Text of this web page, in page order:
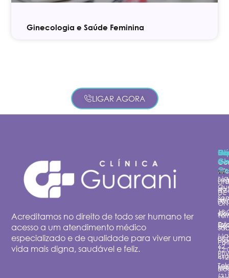
Ginecologia e Saúde Feminina
LIGAR AGORA
Acreditamos no direito de todo ser humano ter
acesso a um atendimento médico
especializado e de qualidade para viver uma
vida mais digna, saudável e feliz.
do
Site
de
e
à
DE
Av.
62,